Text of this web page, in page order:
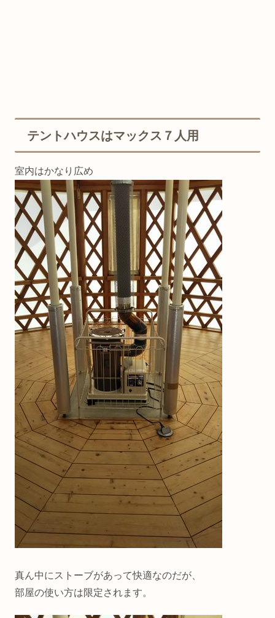
テントハウスはマックス７人用
室内はかなり広め
真ん中にストーブがあって快適なのだが、
部屋の使い方は限定されます。